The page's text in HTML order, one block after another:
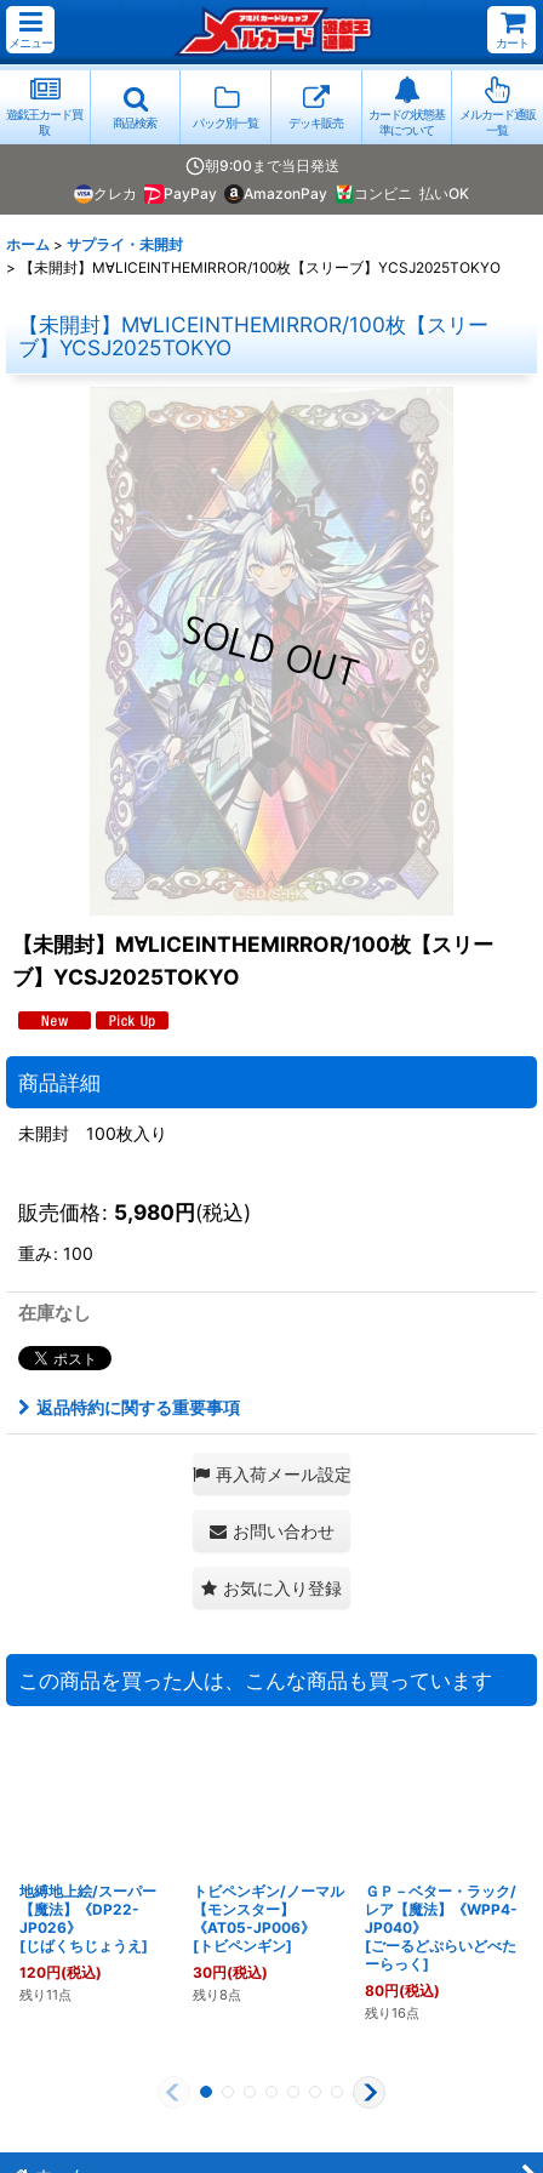
メニュー カート
遊戯王カード買
取
商品検索 パック別一覧 デッキ販売
カードの状態基
準について
メルカード通販
一覧
朝9:00まで当日発送
クレカ
PayPay AmazonPay コンビニ 払いOK
ホーム > サプライ・未開封
>
【未開封】M∀LICEINTHEMIRROR/100枚【スリーブ】YCSJ2025TOKYO
【未開封】M∀LICEINTHEMIRROR/100枚【スリー
ブ】YCSJ2025TOKYO
【未開封】M∀LICEINTHEMIRROR/100枚【スリー
ブ】YCSJ2025TOKYO
商品詳細
未開封 100枚入り
販売価格: 5,980円(税込)
重み: 100
在庫なし
返品特約に関する重要事項
再入荷メール設定
お問い合わせ
お気に入り登録
この商品を買った人は、こんな商品も買っています
地縛地上絵/スーパー
【魔法】《DP22-
JP026》
[じばくちじょうえ ]
120円(税込)
残り11点
トビペンギン/ノーマル
【モンスター】
《AT05-JP006》
[トビペンギン]
30円(税込)
残り8点
ＧＰ－ベター・ラック/
レア【魔法】《WPP4-
JP040》
[ごーるどぷらいどべた
ーらっく]
80円(税込)
残り16点